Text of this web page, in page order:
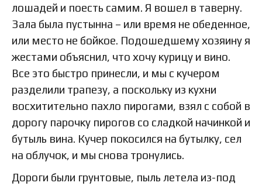
лошадей и поесть самим. Я вошел в таверну.
Зала была пустынна – или время не обеденное,
или место не бойкое. Подошедшему хозяину я
жестами объяснил, что хочу курицу и вино.
Все это быстро принесли, и мы с кучером
разделили трапезу, а поскольку из кухни
восхитительно пахло пирогами, взял с собой в
дорогу парочку пирогов со сладкой начинкой и
бутыль вина. Кучер покосился на бутылку, сел
на облучок, и мы снова тронулись.
Дороги были грунтовые, пыль летела из-под